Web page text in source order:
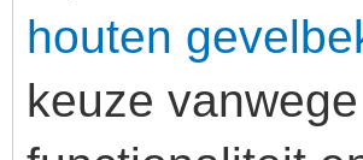
houten
keuze